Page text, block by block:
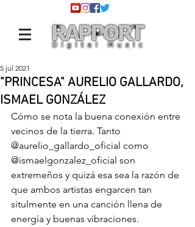
"PRINCESA" AURELIO GALLARDO,
ISMAEL GONZÁLEZ
5 jul 2021
Cómo se nota la buena conexión entre
vecinos de la tierra. Tanto
@aurelio_gallardo_oficial como
@ismaelgonzalez_oficial son
extremeños y quizá esa sea la razón de
que ambos artistas engarcen tan
situlmente en una canción llena de
energía y buenas vibraciones.